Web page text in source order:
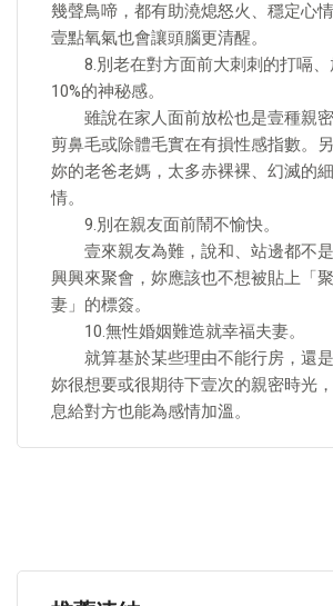
幾聲鳥啼，都有助澆熄怒火、穩定心
壹點氧氣也會讓頭腦更清醒。
8.別老在對方面前大刺刺的打嗝、
10%的神秘感。
雖說在家人面前放松也是壹種親密
剪鼻毛或除體毛實在有損性感指數。
妳的老爸老媽，太多赤裸裸、幻滅的
情。
9.別在親友面前鬧不愉快。
壹來親友為難，說和、站邊都不是
興興來聚會，妳應該也不想被貼上「
妻」的標簽。
10.無性婚姻難造就幸福夫妻。
就算基於某些理由不能行房，還是
妳很想要或很期待下壹次的親密時光
息給對方也能為感情加溫。